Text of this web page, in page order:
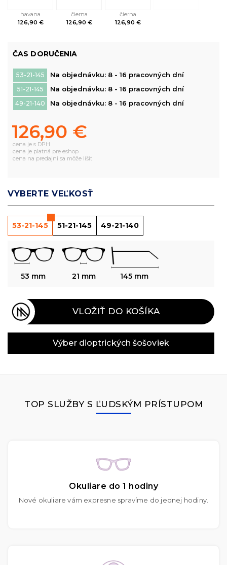
havana
126,90 €
čierna
126,90 €
čierna
126,90 €
ČAS DORUČENIA
53-21-145 Na objednávku: 8 - 16 pracovných dní
51-21-145 Na objednávku: 8 - 16 pracovných dní
49-21-140 Na objednávku: 8 - 16 pracovných dní
126,90 €
cena je s DPH
cena je platná pre eshop
cena na predajni sa môže líšiť
VYBERTE VEĽKOSŤ
53-21-145 51-21-145 49-21-140
53 mm 21 mm 145 mm
VLOŽIŤ DO KOŠÍKA
Výber dioptrických šošoviek
TOP SLUŽBY S ĽUDSKÝM PRÍSTUPOM
Okuliare do 1 hodiny
Nové okuliare vám expresne spravíme do jednej hodiny.